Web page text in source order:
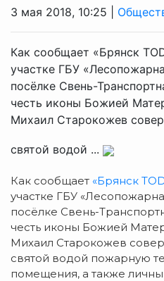
3 мая 2018, 10:25 |
Как сообщает «Брянск
участке ГБУ
посёлке Свень-
честь иконы Божией
Михаил Старокожев
святой водой ...
Как сообщает «Брянск
участке ГБУ
посёлке Свень-
честь иконы Божией
Михаил Старокожев
святой водой пожарную
помещения, а также